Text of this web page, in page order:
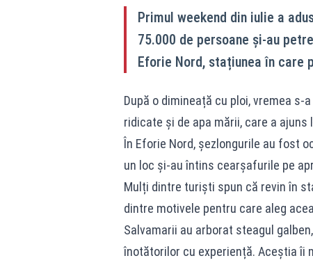
Primul weekend din iulie a
75.000 de persoane și-au
Eforie Nord, stațiunea în care
După o dimineață cu ploi, vremea
ridicate și de apa mării, care a
În Eforie Nord, șezlongurile au fost
un loc și-au întins cearșafurile pe
Mulți dintre turiști spun că revin în
dintre motivele pentru care aleg
Salvamarii au arborat steagul
înotătorilor cu experiență. Aceștia îi